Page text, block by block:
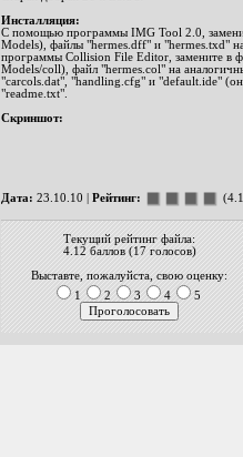
Инсталляция:
С помощью программы IMG Tool 2.0,
Models), файлы "hermes.dff" и "hermes.txd"
программы Collision File Editor, замените в
Models/coll), файл "hermes.col" на
"carcols.dat", "handling.cfg" и "default.ide"
"readme.txt".
Скриншот:
Дата: 23.10.10 | Рейтинг:
Текущий рейтинг файла:
4.12 баллов (17 голосов)
Выставте, пожалуйста, свою оценку:
1
2 3 4 5